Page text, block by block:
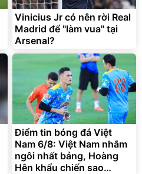
Vinicius Jr có nên rời Real
Madrid để "làm vua" tại
Arsenal?
Điểm tin bóng đá Việt
Nam 6/8: Việt Nam nhắm
ngôi nhất bảng, Hoàng
Hên khẩu chiến sao